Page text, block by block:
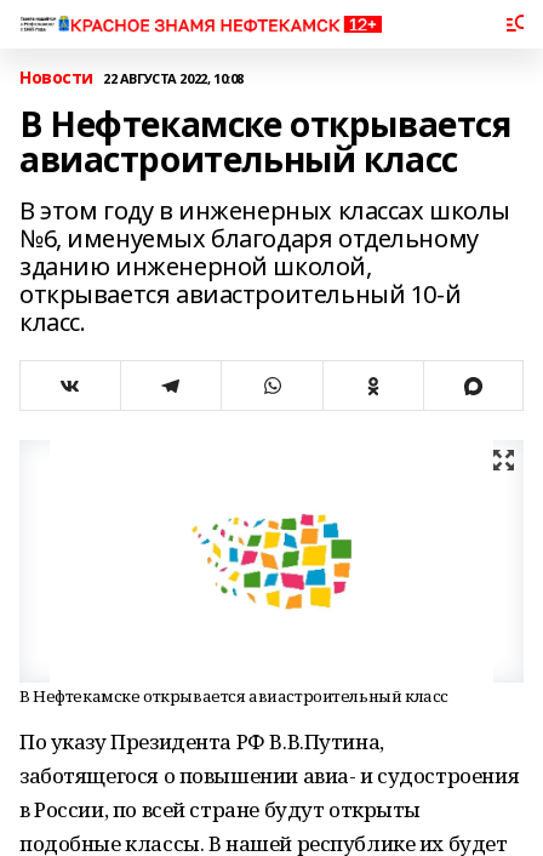
Новости 22 АВГУСТА 2022, 10:08
В Нефтекамске открывается
авиастроительный класс
В этом году в инженерных классах школы
№6, именуемых благодаря отдельному
зданию инженерной школой,
открывается авиастроительный 10-й
класс.
В Нефтекамске открывается авиастроительный класс
По указу Президента РФ В.В.Путина,
заботящегося о повышении авиа- и судостроения
в России, по всей стране будут открыты
подобные классы. В нашей республике их будет